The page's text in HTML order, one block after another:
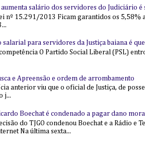
aumenta salário dos servidores do Judiciário é
nº 15.291/2013 Ficam garantidos os
salarial para servidores da Justiça baiana é
O Partido Social Liberal (PSL)
e Apreensão e ordem de arrombamento
anterior viu que o oficial de Justiça, de
j...
Boechat é condenado a pagar dano
do TJGO condenou Boechat e a Rádio e
Na última sexta...